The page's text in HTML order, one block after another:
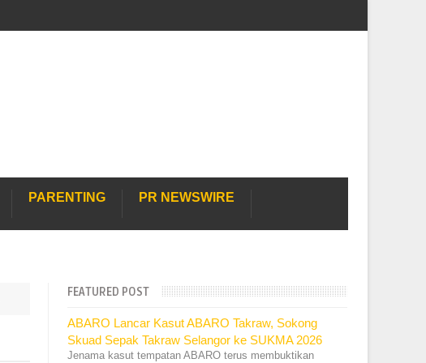
PARENTING PR NEWSWIRE
FEATURED POST
ABARO Lancar Kasut ABARO Takraw, Sokong
Skuad Sepak Takraw Selangor ke SUKMA 2026
Jenama kasut tempatan ABARO terus membuktikan